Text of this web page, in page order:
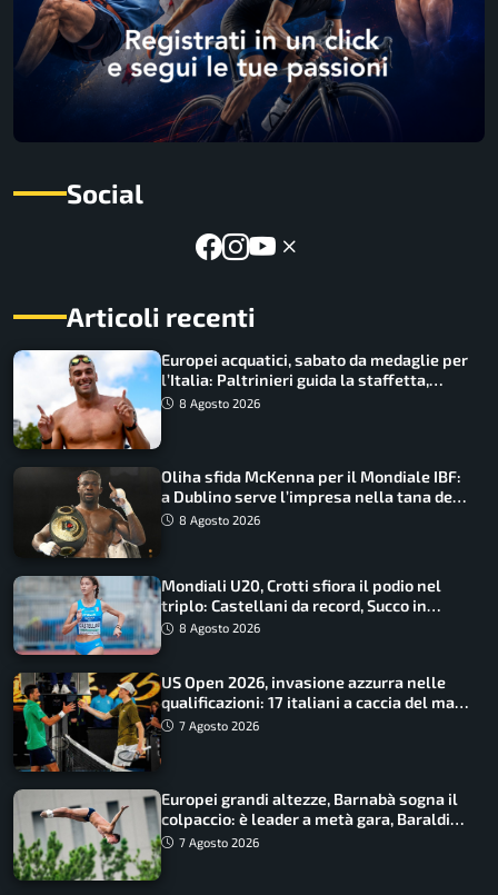
Social
Articoli recenti
Europei acquatici, sabato da medaglie per
l’Italia: Paltrinieri guida la staffetta,
Barnabà sogna l’oro dalle grandi altezze
8 Agosto 2026
Oliha sfida McKenna per il Mondiale IBF:
a Dublino serve l’impresa nella tana del
lupo8 Agosto 2026
Mondiali U20, Crotti sfiora il podio nel
triplo: Castellani da record, Succo in
finale
8 Agosto 2026
US Open 2026, invasione azzurra nelle
qualificazioni: 17 italiani a caccia del main
draw7 Agosto 2026
Europei grandi altezze, Barnabà sogna il
colpaccio: è leader a metà gara, Baraldi
ancora in corsa
7 Agosto 2026